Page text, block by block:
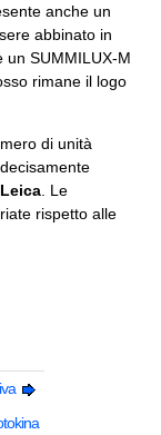
anche un
abbinato in
un SUMMILUX-M
rimane il logo
di unità
Leica . Le
rispetto alle